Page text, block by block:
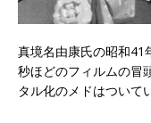
真境名由康氏の昭和41
秒ほどのフィルムの冒
タル化のメドはついて